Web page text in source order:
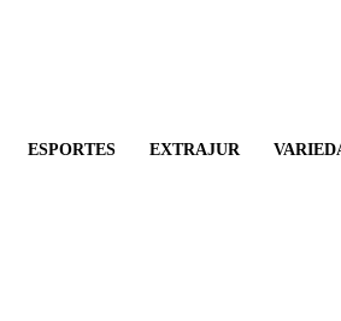
ESPORTES EXTRAJUR